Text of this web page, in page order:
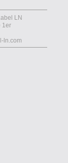
LN
1er
ln.com